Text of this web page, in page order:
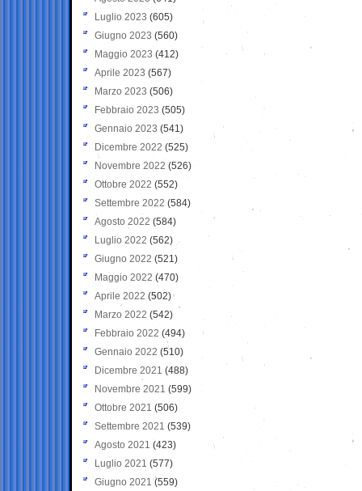
Luglio 2023 (605)
Giugno 2023 (560)
Maggio 2023 (412)
Aprile 2023 (567)
Marzo 2023 (506)
Febbraio 2023 (505)
Gennaio 2023 (541)
Dicembre 2022 (525)
Novembre 2022 (526)
Ottobre 2022 (552)
Settembre 2022 (584)
Agosto 2022 (584)
Luglio 2022 (562)
Giugno 2022 (521)
Maggio 2022 (470)
Aprile 2022 (502)
Marzo 2022 (542)
Febbraio 2022 (494)
Gennaio 2022 (510)
Dicembre 2021 (488)
Novembre 2021 (599)
Ottobre 2021 (506)
Settembre 2021 (539)
Agosto 2021 (423)
Luglio 2021 (577)
Giugno 2021(559)